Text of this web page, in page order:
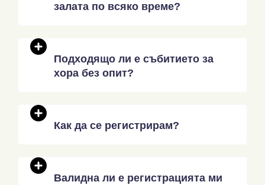
залата по всяко време?
Подходящо ли е събитието за
хора без опит?
Как да се регистрирам?
Валидна ли е регистрацията ми